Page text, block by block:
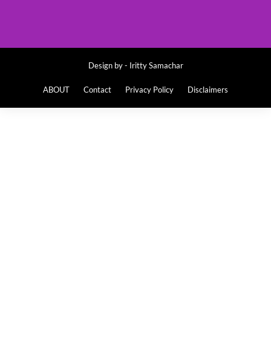
Design by - Iritty Samachar
ABOUT Contact Privacy Policy Disclaimers